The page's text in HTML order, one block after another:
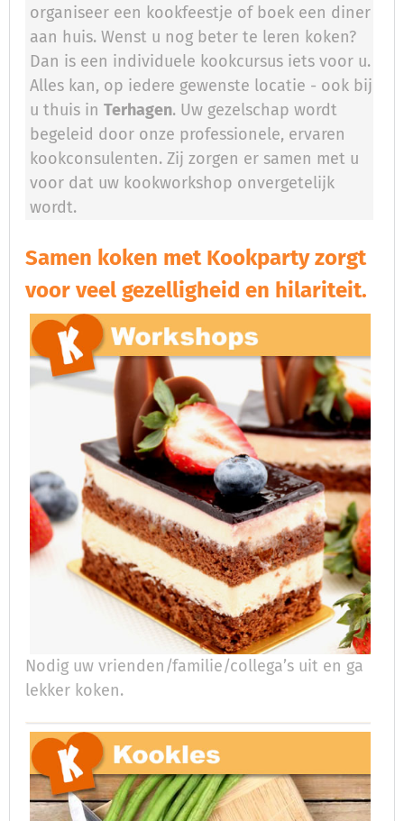
organiseer een kookfeestje of boek een diner
aan huis. Wenst u nog beter te leren koken?
Dan is een individuele kookcursus iets voor u.
Alles kan, op iedere gewenste locatie - ook bij
u thuis inTerhagen. Uw gezelschap wordt
begeleid door onze professionele, ervaren
kookconsulenten. Zij zorgen er samen met u
voor dat uw kookworkshop onvergetelijk
wordt.
Samen koken met Kookparty zorgt
voor veel gezelligheid en hilariteit.
Nodig uw vrienden/familie/collega’s uit en ga
lekker koken.